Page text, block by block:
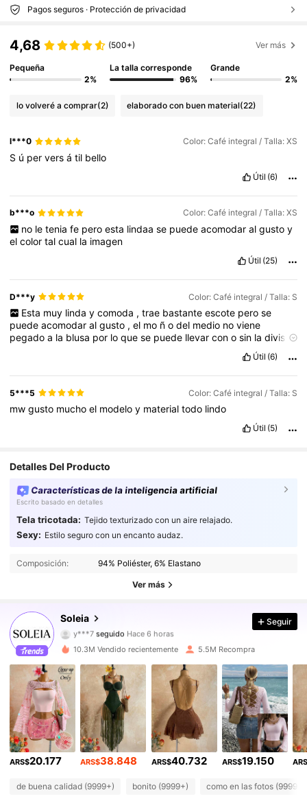
Pagos seguros · Protección de privacidad
4,68 (500+) Ver más
Pequeña
2%
La talla corresponde
96%
Grande
2%
lo volveré a comprar(2) elaborado con buen material(22)
l***0 Color: Café integral / Talla: XS
S ú perversátil bello
Útil (6)
b***o Color: Café integral / Talla: XS
no le tenia fe pero esta lindaa se puede acomodar al gusto y
elcolortalcual la imagen
Útil (25)
D***y Color: Café integral / Talla: S
Esta muy linda y comoda , trae bastante escote pero se
puedeacomodaralgusto ,el mo ñodel medio noviene
pegadoa la blusa por loquese puede llevarconosin ladivisió
Útil (6)
5***5 Color: Café integral / Talla: S
mwgusto muchoel modeloy materialtodo lindo
Útil (5)
Detalles Del Producto
Características de la inteligencia artificial
Escrito basado en detalles
Tela tricotada: Tejido texturizado con un aire relajado.
Sexy: Estilo seguro con un encanto audaz.
Composición: 94% Poliéster, 6% Elastano
Ver más
Soleia
4,91 2.4M Seguidores
2.4M Seguidores
4,91 2.4M Seguidores
4,91 2.4M Seguidores
2.4M Seguidores
4,91 2.4M Seguidores
4,91 2.4M Seguidores
2.4M Seguidores
Seguir
10.3M Vendido recientemente 5.5M Recompra
ARS$20.177 ARS$38.848 ARS$40.732 ARS$19.150
de buena calidad (9999+) bonito (9999+) como en las fotos (9999+)